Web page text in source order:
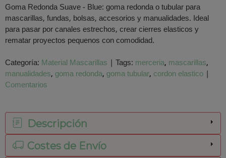
Goma Redonda Suave - Blue: goma redonda o tubular para
mascarillas, fundas, bolsas, accesorios y manualidades. Ideal
para pasar por canales estrechos, crear cierres elasticos y
rematar proyectos pequenos con comodidad.
Categoría: Material Mascarillas | Tags: merceria mascarillas
manualidades goma redonda goma tubular cordon elastico |
Comentarios
Descripción
Costes de Envío